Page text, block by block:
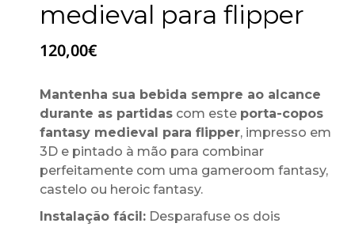
medieval para flipper
120,00€
Mantenha sua bebida sempre ao alcance
durante as partidas com este porta-copos
fantasy medieval para flipper, impresso em
3D e pintado à mão para combinar
perfeitamente com uma gameroom fantasy,
castelo ou heroic fantasy.
Instalação fácil: Desparafuse os dois